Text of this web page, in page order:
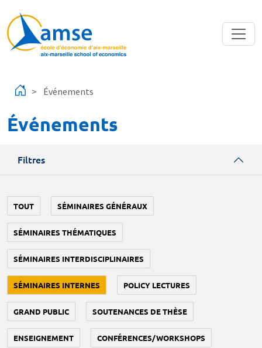
Événements
Événements
Filtres
TOUT SÉMINAIRES GÉNÉRAUX
SÉMINAIRES THÉMATIQUES
SÉMINAIRES INTERDISCIPLINAIRES
SÉMINAIRES INTERNES POLICY LECTURES
GRAND PUBLIC SOUTENANCES DE THÈSE
ENSEIGNEMENT CONFÉRENCES/WORKSHOPS